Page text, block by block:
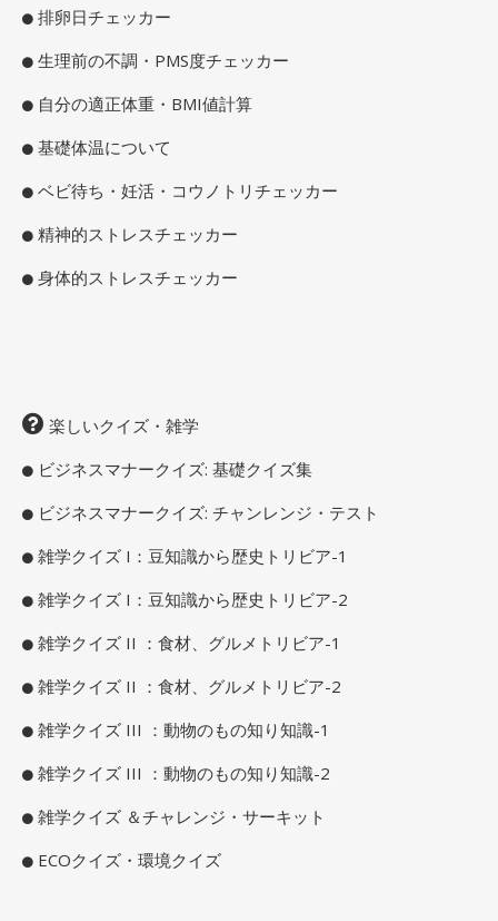
排卵日チェッカー
生理前の不調・PMS度チェッカー
自分の適正体重・BMI値計算
基礎体温について
ベビ待ち・妊活・コウノトリチェッカー
精神的ストレスチェッカー
身体的ストレスチェッカー
楽しいクイズ・雑学
ビジネスマナークイズ: 基礎クイズ集
ビジネスマナークイズ: チャンレンジ・テスト
雑学クイズ I：豆知識から歴史トリビア-1
雑学クイズ I：豆知識から歴史トリビア-2
雑学クイズ II ：食材、グルメトリビア-1
雑学クイズ II ：食材、グルメトリビア-2
雑学クイズ III ：動物のもの知り知識-1
雑学クイズ III ：動物のもの知り知識-2
雑学クイズ ＆チャレンジ・サーキット
ECOクイズ・環境クイズ